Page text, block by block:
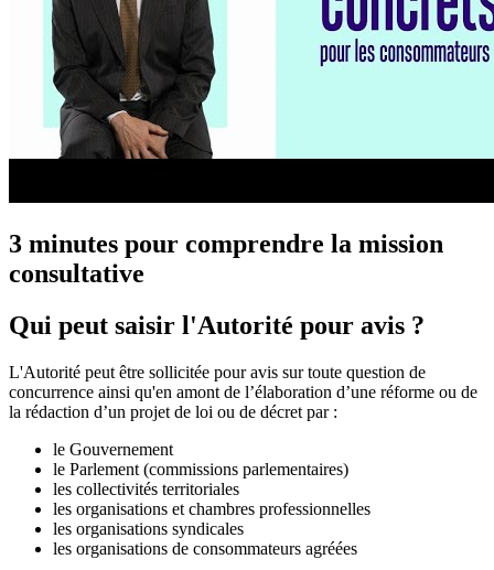
3 minutes pour comprendre la mission
consultative
Qui peut saisir l'Autorité pour avis ?
L'Autorité peut être sollicitée pour avis sur toute question de
concurrence ainsi qu'en amont de l’élaboration d’une réforme ou de
la rédaction d’un projet de loi ou de décret par :
le Gouvernement
le Parlement (commissions parlementaires)
les collectivités territoriales
les organisations et chambres professionnelles
les organisations syndicales
les organisations de consommateurs agréées